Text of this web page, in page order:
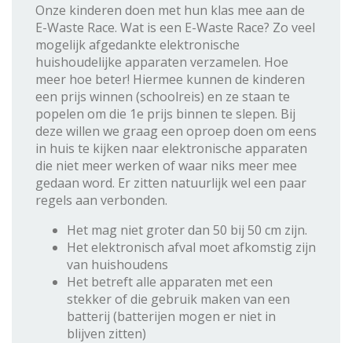
Onze kinderen doen met hun klas mee aan de
E-Waste Race. Wat is een E-Waste Race? Zo veel
mogelijk afgedankte elektronische
huishoudelijke apparaten verzamelen. Hoe
meer hoe beter! Hiermee kunnen de kinderen
een prijs winnen (schoolreis) en ze staan te
popelen om die 1e prijs binnen te slepen. Bij
deze willen we graag een oproep doen om eens
in huis te kijken naar elektronische apparaten
die niet meer werken of waar niks meer mee
gedaan word. Er zitten natuurlijk wel een paar
regels aan verbonden.
Het mag niet groter dan 50 bij 50 cm zijn.
Het elektronisch afval moet afkomstig zijn
van huishoudens
Het betreft alle apparaten met een
stekker of die gebruik maken van een
batterij (batterijen mogen er niet in
blijven zitten)